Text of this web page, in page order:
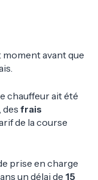
avant que
chauffeur ait été
desfrais
de la course
prise en charge
un délai de 15